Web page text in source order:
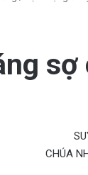
CHÚA